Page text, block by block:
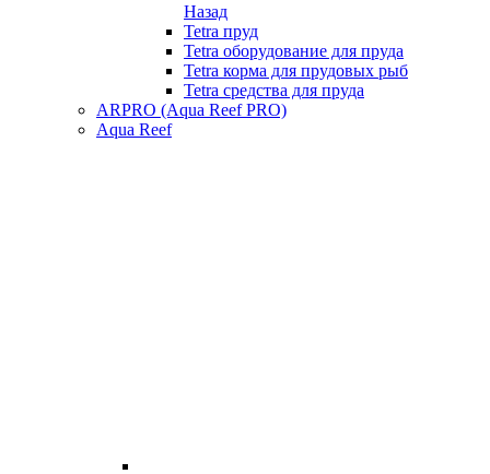
Назад
Tetra пруд
Tetra оборудование для пруда
Tetra корма для прудовых рыб
Tetra средства для пруда
ARPRO (Aqua Reef PRO)
Aqua Reef